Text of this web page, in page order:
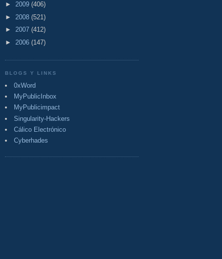
► 2009 (406)
► 2008 (521)
► 2007 (412)
► 2006 (147)
BLOGS Y LINKS
0xWord
MyPublicInbox
MyPublicimpact
Singularity-Hackers
Cálico Electrónico
Cyberhades